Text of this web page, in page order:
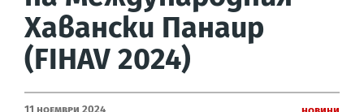
Хавански Панаир
(FIHAV 2024)
11 Ноември 2024